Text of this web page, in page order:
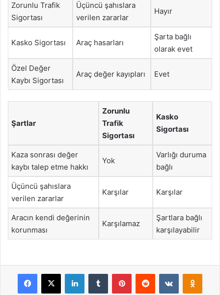
Zorunlu Trafik
Sigortası
Üçüncü şahıslara
verilen zararlar
Hayır
Kasko Sigortası Araç hasarları
Şarta bağlı
olarak evet
Özel Değer
Kaybı Sigortası
Araç değer kayıpları Evet
Şartlar
Zorunlu
Trafik
Sigortası
Kasko
Sigortası
Kaza sonrası değer
kaybı talep etme hakkı
Yok
Varlığı duruma
bağlı
Üçüncü şahıslara
verilen zararlar
Karşılar Karşılar
Aracın kendi değerinin
korunması
Karşılamaz
Şartlara bağlı
karşılayabilir
Facebook
X LinkedInTumblr PinterestReddit VKontakte